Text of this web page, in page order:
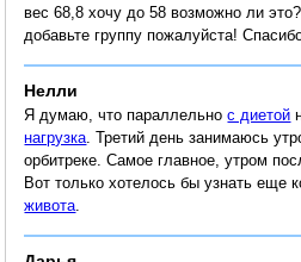
вес 68,8 хочу до 58 возможно ли
добавьте группу пожалуйста!
Нелли
Я думаю, что параллельнос диетой
нагрузка . Третий день занимаюсь
орбитреке. Самое главное, утром
Вот только хотелось бы узнать еще
живота